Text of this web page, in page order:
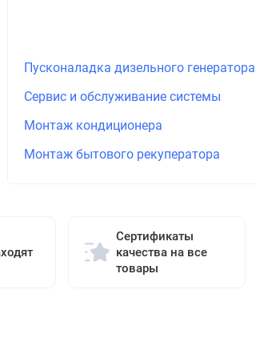
Пусконаладка дизельного генератора
Сервис и обслуживание системы
Монтаж кондиционера
Монтаж бытового рекуператора
Сертификаты
качества на все
товары